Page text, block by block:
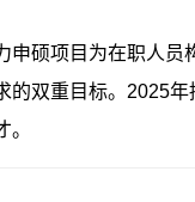
申硕项目为在职人
的双重目标。2025